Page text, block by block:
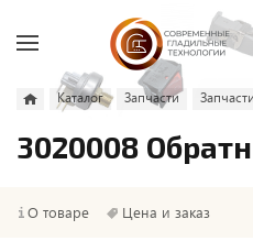
Каталог Запчасти
3020008
О товаре Цена и заказ